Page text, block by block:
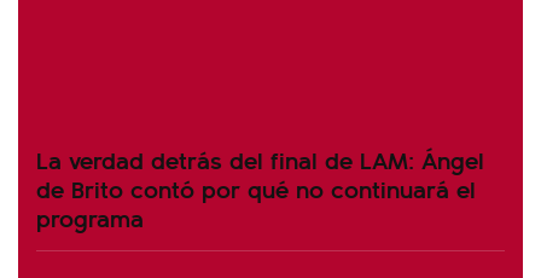
La verdad detrás del final de LAM: Ángel
de Brito contó por qué no continuará el
programa